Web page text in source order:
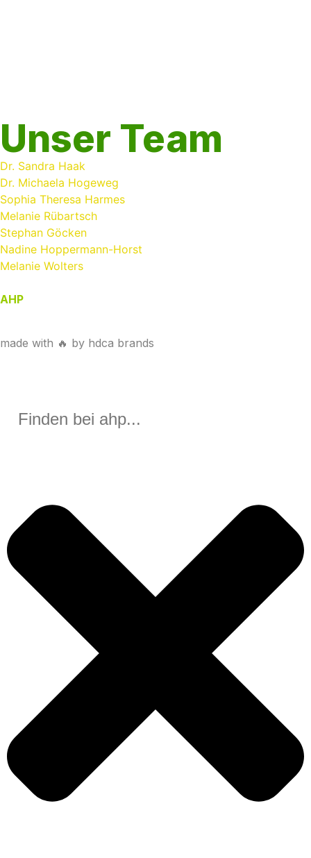
Unser Team
Dr. Sandra Haak
Dr. Michaela Hogeweg
Sophia Theresa Harmes
Melanie Rübartsch
Stephan Göcken
Nadine Hoppermann-Horst
Melanie Wolters
AHP
made with 🔥 by hdca brands